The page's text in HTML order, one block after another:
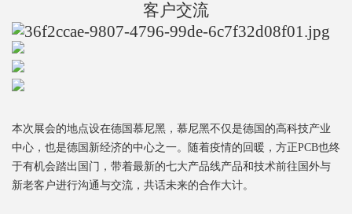
客户交流
本次展会的地点设在德国慕尼黑，慕尼黑不仅是德国的高科技产业
中心，也是德国新经济的中心之一。随着疫情的回暖，方正PCB也终
于有机会踏出国门，带着最新的七大产品线产品和技术前往国外与
新老客户进行沟通与交流，共话未来的合作大计。